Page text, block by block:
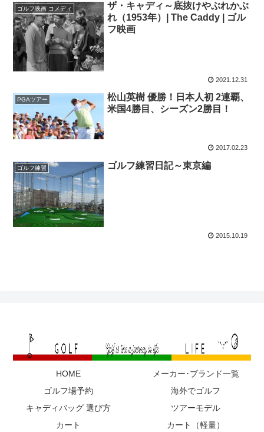
ゴルフ映画 コメディ
ザ・キャディ～底抜けやぶれかぶ
れ（1953年）| The Caddy | ゴル
フ映画
2021.12.31
PGAツアー
松山英樹 優勝！日本人初 2連覇、
米国4勝目、シーズン2勝目！
2017.02.23
ゴルフ練習 ゴルフ練習日記～東京編
2015.10.19
HOME
メーカー･ブランド一覧
ゴルフ場予約
海外でゴルフ
キャディバッグ 選び方
ツアーモデル
カート
カート（軽量）